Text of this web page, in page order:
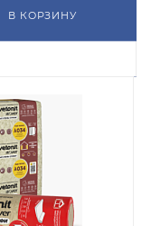
В КОРЗИНУ